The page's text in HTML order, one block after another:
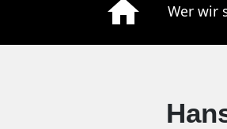
Wer wir